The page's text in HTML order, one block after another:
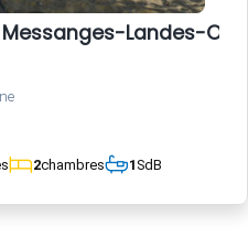
Landes-
2chambres 1SdB